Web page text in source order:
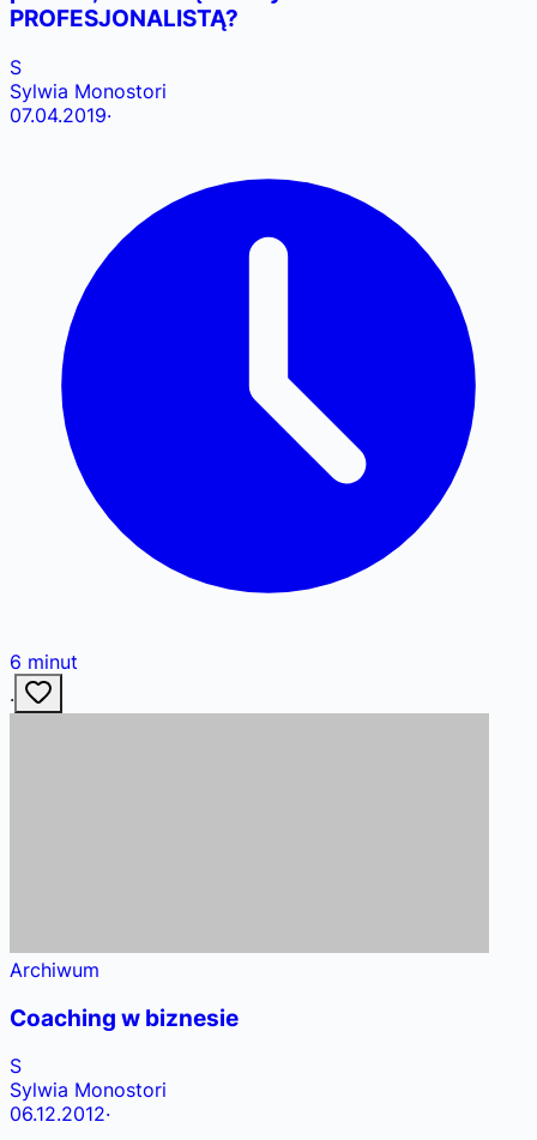
PROFESJONALISTĄ?
S
Sylwia Monostori
07.04.2019·
6 minut
·
Archiwum
Coaching w biznesie
S
Sylwia Monostori
06.12.2012·